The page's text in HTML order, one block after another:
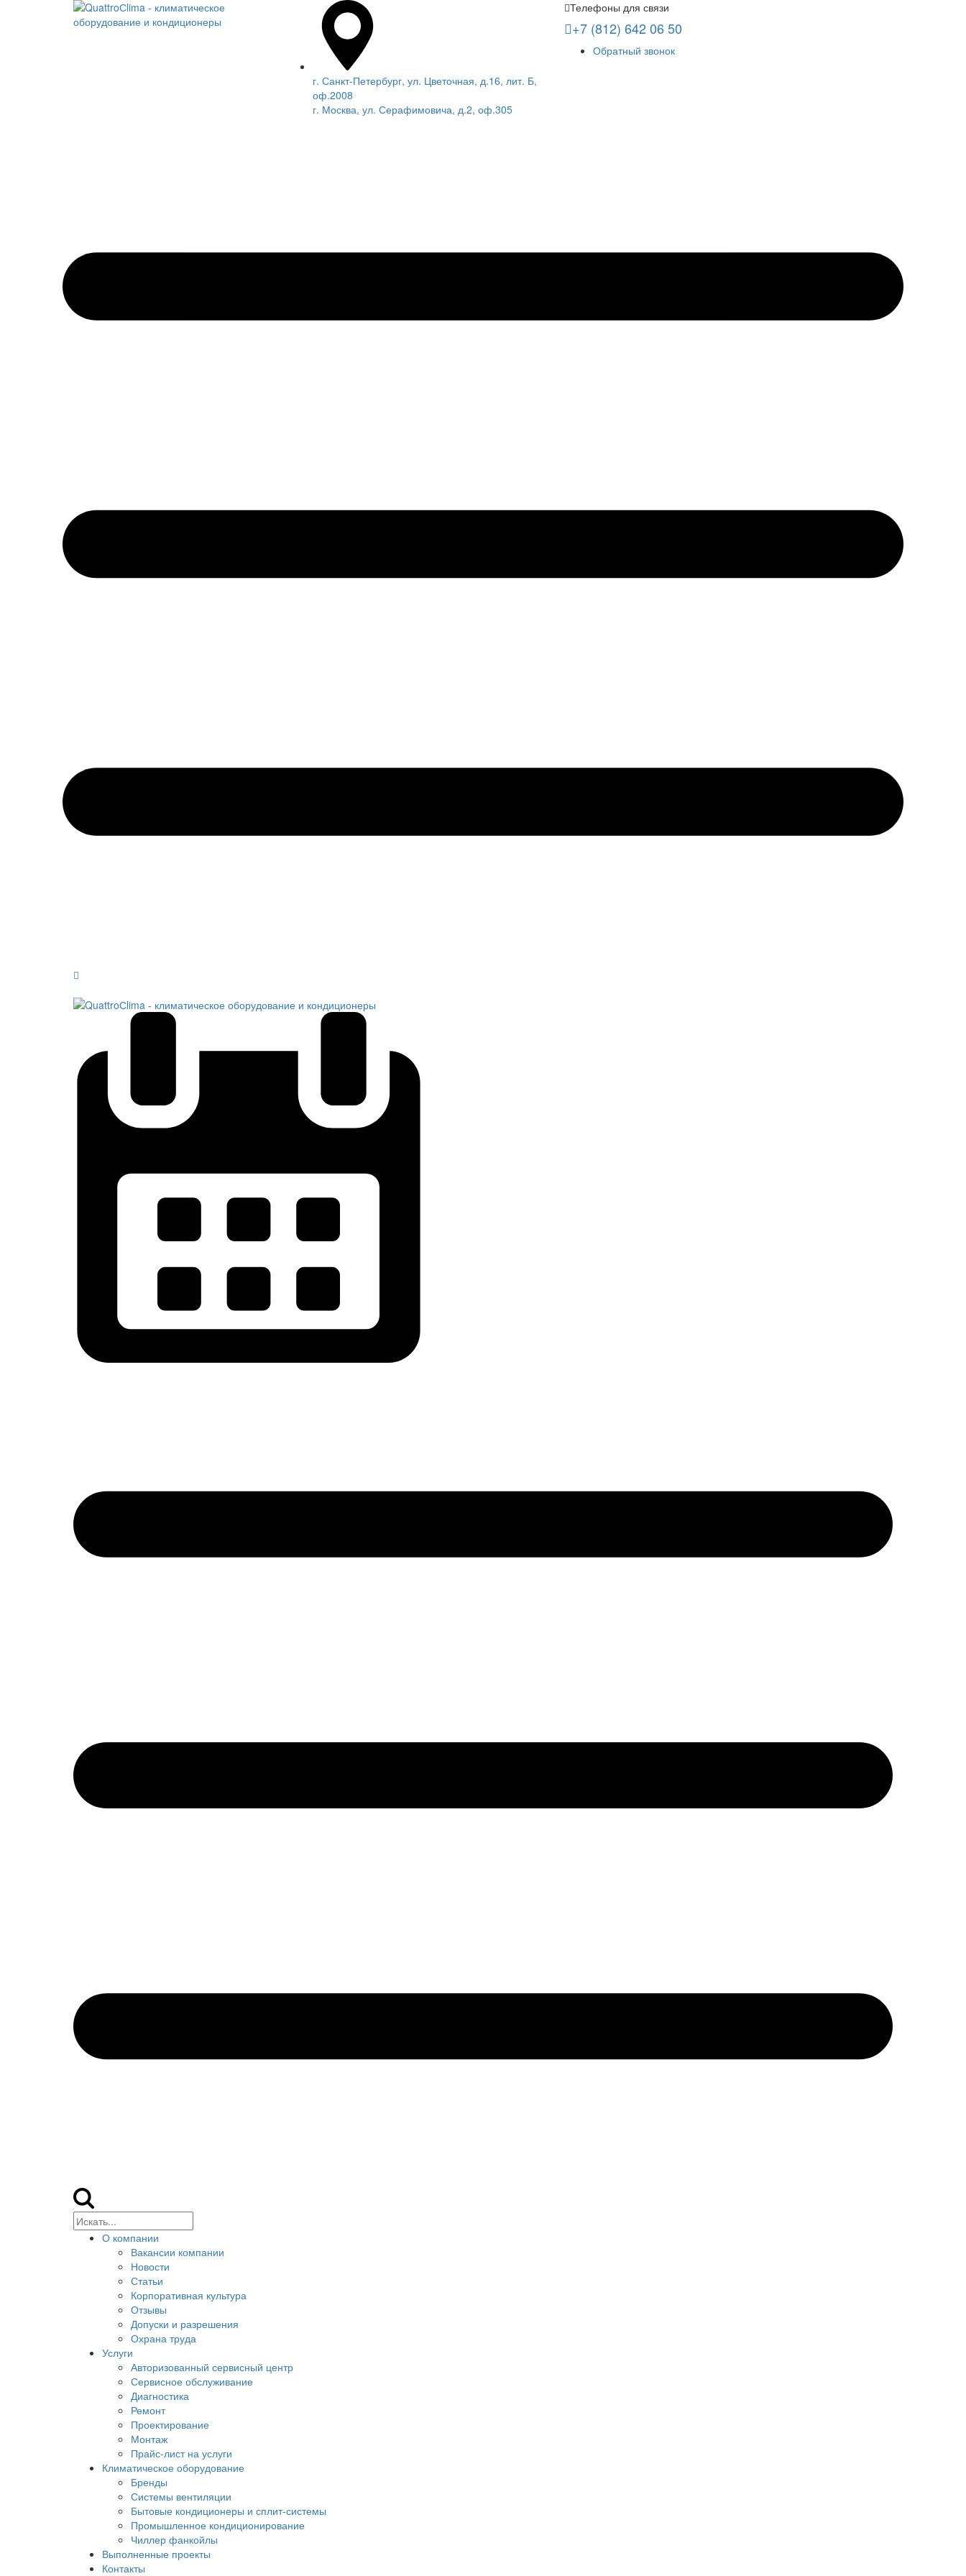
г. Санкт-Петербург, ул. Цветочная, д.16, лит. Б,
оф.2008
г. Москва, ул. Серафимовича, д.2, оф.305
Телефоны для связи
+7 (812) 642 06 50
Обратный звонок
О компании
Вакансии компании
Новости
Статьи
Корпоративная культура
Отзывы
Допуски и разрешения
Охрана труда
Услуги
Авторизованный сервисный центр
Сервисное обслуживание
Диагностика
Ремонт
Проектирование
Монтаж
Прайс-лист на услуги
Климатическое оборудование
Бренды
Системы вентиляции
Бытовые кондиционеры и сплит-системы
Промышленное кондиционирование
Чиллер фанкойлы
Выполненные проекты
Контакты